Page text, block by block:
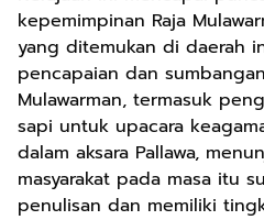
kepemimpinan Raja
yang ditemukan di daerah
pencapaian dan
Mulawarman, termasuk
sapi untuk upacara
dalam aksara Pallawa,
masyarakat pada masa itu
penulisan dan memiliki